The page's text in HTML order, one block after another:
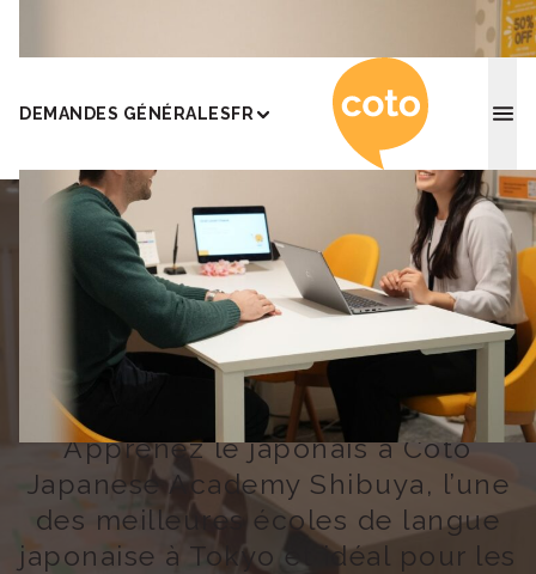
DEMANDES GÉNÉRALESFR Coto
Shibuya
École de japonais
à Tokyo Shibuya
Apprenez le japonais à Coto
Japanese Academy Shibuya, l’une
des meilleures écoles de langue
japonaise à Tokyo et idéal pour les